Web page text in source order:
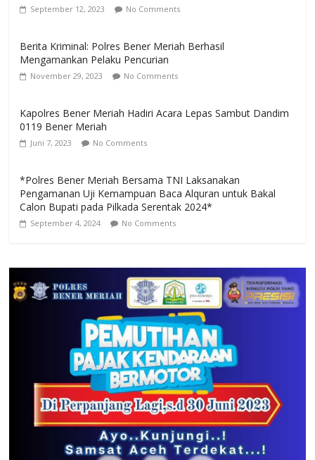
September 12, 2023 No Comments
Berita Kriminal: Polres Bener Meriah Berhasil
Mengamankan Pelaku Pencurian
November 29, 2023 No Comments
Kapolres Bener Meriah Hadiri Acara Lepas Sambut Dandim
0119 Bener Meriah
Juni 7, 2023 No Comments
*Polres Bener Meriah Bersama TNI Laksanakan
Pengamanan Uji Kemampuan Baca Alquran untuk Bakal
Calon Bupati pada Pilkada Serentak 2024*
September 4, 2024 No Comments